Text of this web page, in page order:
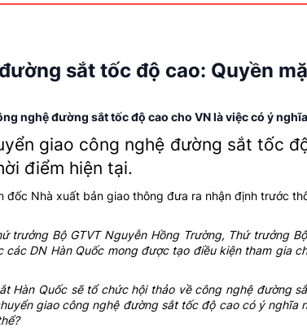
sắt tốc độ cao: Quyền
nghệ đường sắt tốc độ cao cho VN là việc có ý
giao công nghệ đường sắt tốc
điểm hiện tại.
đốc Nhà xuất bản giao thông đưa ra nhận định trước
trưởng Bộ GTVT Nguyễn Hồng Trường, Thứ trưởng
các DN Hàn Quốc mong được tạo điều kiện tham gia
Hàn Quốc sẽ tổ chức hội thảo về công nghệ đường
giao công nghệ đường sắt tốc độ cao có ý nghĩa